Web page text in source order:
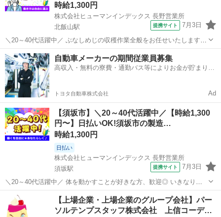
時給1,300円
株式会社ヒューマンインデックス 長野営業所
北飯山駅
提携サイト 7月3日
＼20～40代活躍中／ ぶなしめじの収穫作業全般をお任せいたします
2026/8/17〜2027/3/31までの期間限定! / モクモク作業するのが好きな
方必見♪ ＼ 難しい作業はありません◎ シンプルな作業のお仕事で...
長野 飯山市 北飯山駅 その他
自動車メーカーの期間従業員募集
高収入・無料の寮費・通勤バス等によりお金が貯まりや
トヨタ自動車株式会社 Ad
【須坂市】＼20～40代活躍中／【時給1,300
円〜】日払いOK!須坂市の製造…
時給1,300円
日払い
株式会社ヒューマンインデックス 長野営業所
須坂駅
提携サイト 7月3日
＼20～40代活躍中／ 体を動かすことが好きな方、歓迎◎ いきなり
「これやって〜あれやって〜」は無理ですよね! / ご安心ください! ＼
まずは、職場に慣れるところから! 徐々に覚えていただくので、未経験
の方でも安心◎◎...
長野 須坂駅 その他
【上場企業・上場企業のグループ会社】パー
ソルテンプスタッフ株式会社 上信コーデ…